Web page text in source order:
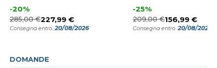
-20%
285,00 €227,99 €
Consegna entro: 20/08/2026
-25%
209,00 €156,99 €
Consegna entro: 20/08/2026
DOMANDE